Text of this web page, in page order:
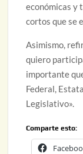
económicas y
cortos que se
Asimismo,
quiero
importante
Federal,
Legislativo».
Comparte esto: